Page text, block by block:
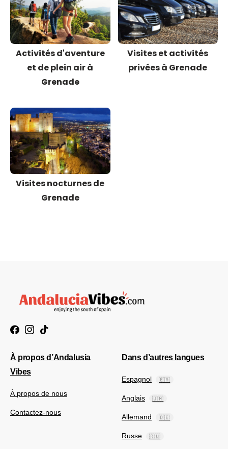
Activités d'aventure
et de plein air à
Grenade
Visites et activités
privées à Grenade
Visites nocturnes de
Grenade
À propos d’Andalusia
Vibes
À propos de nous
Contactez-nous
Dans d’autres langues
Espagnol 🇪🇦
Anglais 🇺🇲
Allemand 🇩🇪
Russe 🇷🇺